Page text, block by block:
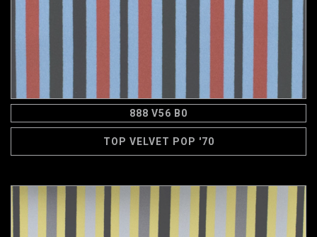
888 V56 B0
TOP VELVET POP '70